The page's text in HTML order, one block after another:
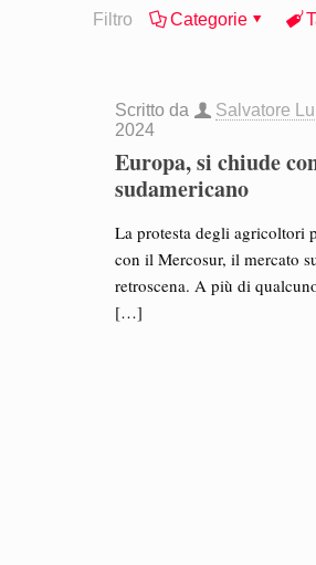
Filtro Categorie
Scritto da Salvatore
2024
Europa, si chiude
sudamericano
La protesta degli agricoltori
con il Mercosur, il mercato
retroscena. A più di
[…]